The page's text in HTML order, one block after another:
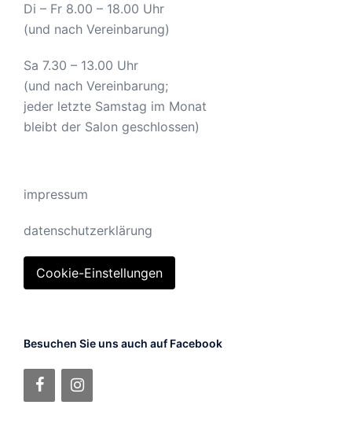
Di – Fr 8.00 – 18.00 Uhr
(und nach Vereinbarung)
Sa 7.30 – 13.00 Uhr
(und nach Vereinbarung;
jeder letzte Samstag im Monat
bleibt der Salon geschlossen)
impressum
datenschutzerklärung
Cookie-Einstellungen
Besuchen Sie uns auch auf Facebook